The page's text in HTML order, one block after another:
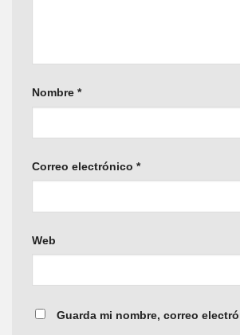
Nombre *
Correo electrónico *
Web
Guarda mi nombre, correo